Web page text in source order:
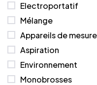
Electroportatif
Mélange
Appareils de mesure
Aspiration
Environnement
Monobrosses